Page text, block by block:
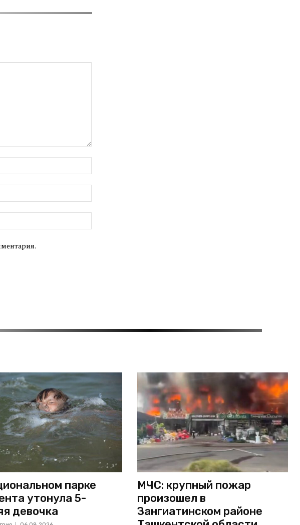
почта:*
Сайт:
парке
утонула 5-
девочка
МЧС: крупный пожар
произошел в
Зангиатинском районе